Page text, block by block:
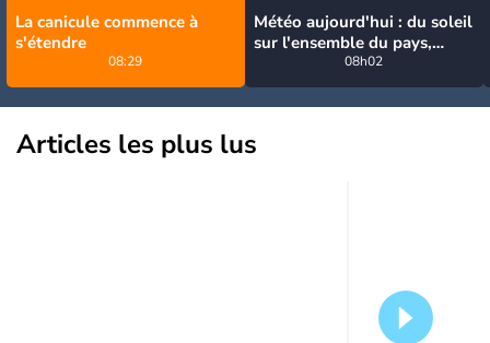
La canicule commence à
s'étendre
08:29
Météo aujourd'hui : du soleil
sur l'ensemble du pays,
jusqu'à 40°C au sud-est
08h02
Articles les plus lus